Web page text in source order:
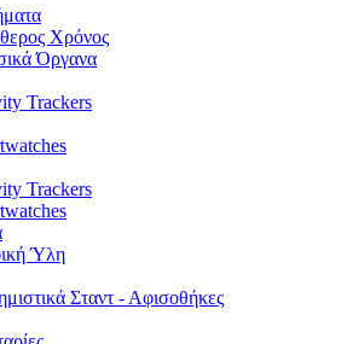
Χρόνος
Όργανα
Trackers
Trackers
Ύλη
Σταντ - Αφισοθήκες